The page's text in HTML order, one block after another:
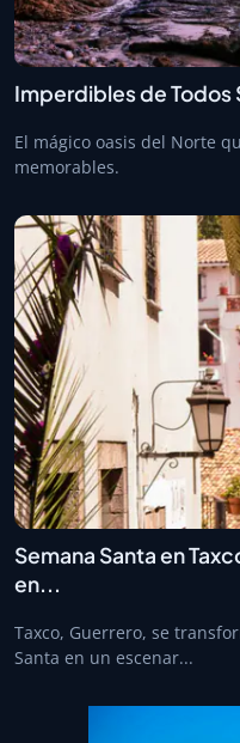
Imperdibles de Todos
El mágico oasis del Norte
memorables.
Semana Santa en
en...
Taxco, Guerrero, se
Santa en un escenar...